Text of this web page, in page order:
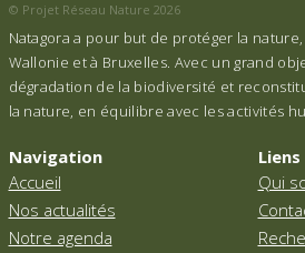
© Projet Réseau Nature 2026
Natagora a pour but de protéger la
Wallonie et à Bruxelles. Avec un grand
dégradation de la biodiversité et
la nature, en équilibre avec les activités
Navigation
Accueil
Nos actualités
Notre agenda
Liens
Qui